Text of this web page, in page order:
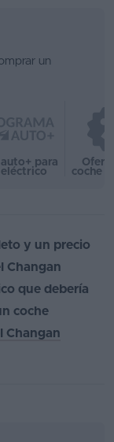
un
auto+ para
coche
y un precio
Changan
que debería
coche
Changan